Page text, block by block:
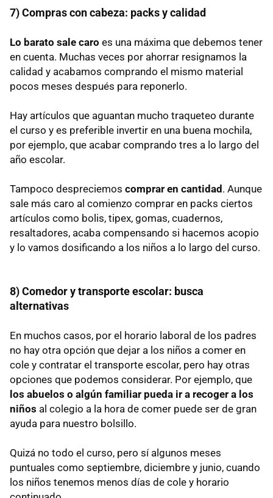
7) Compras con cabeza: packs y calidad
Lo barato sale caro es una máxima que debemos tener
en cuenta. Muchas veces por ahorrar resignamos la
calidad y acabamos comprando el mismo material
pocos meses después para reponerlo.
Hay artículos que aguantan mucho traqueteo durante
el curso y es preferible invertir en una buena mochila,
por ejemplo, que acabar comprando tres a lo largo del
año escolar.
Tampoco despreciemos comprar en cantidad. Aunque
sale más caro al comienzo comprar en packs ciertos
artículos como bolis, tipex, gomas, cuadernos,
resaltadores, acaba compensando si hacemos acopio
y lo vamos dosificando a los niños a lo largo del curso.
8) Comedor y transporte escolar: busca
alternativas
En muchos casos, por el horario laboral de los padres
no hay otra opción que dejar a los niños a comer en
cole y contratar el transporte escolar, pero hay otras
opciones que podemos considerar. Por ejemplo, que
los abuelos o algún familiar pueda ir a recoger a los
niños al colegio a la hora de comer puede ser de gran
ayuda para nuestro bolsillo.
Quizá no todo el curso, pero sí algunos meses
puntuales como septiembre, diciembre y junio, cuando
los niños tenemos menos días de cole y horario